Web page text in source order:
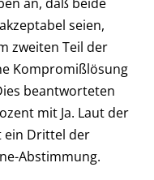
seien,
zweiten Teil der
Kompromißlösung
beantworteten
mit Ja. Laut der
ein Drittel der
Abstimmung.